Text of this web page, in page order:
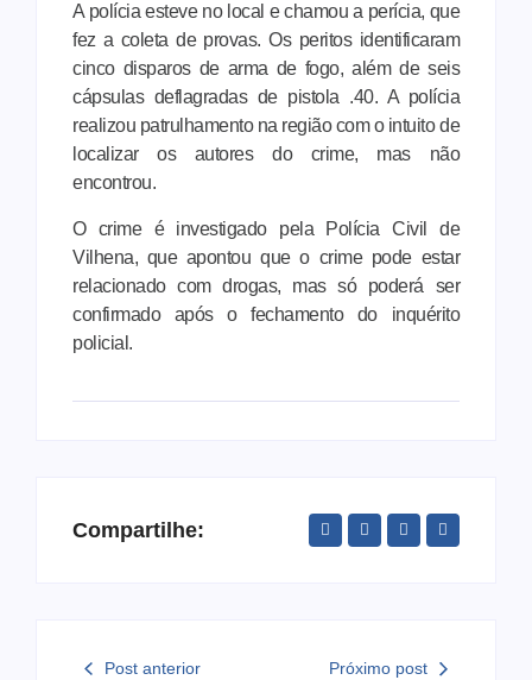
A polícia esteve no local e chamou a perícia, que
fez a coleta de provas. Os peritos identificaram
cinco disparos de arma de fogo, além de seis
cápsulas deflagradas de pistola .40. A polícia
realizou patrulhamento na região com o intuito de
localizar os autores do crime, mas não
encontrou.
O crime é investigado pela Polícia Civil de
Vilhena, que apontou que o crime pode estar
relacionado com drogas, mas só poderá ser
confirmado após o fechamento do inquérito
policial.
Compartilhe:
Post anterior Próximo post